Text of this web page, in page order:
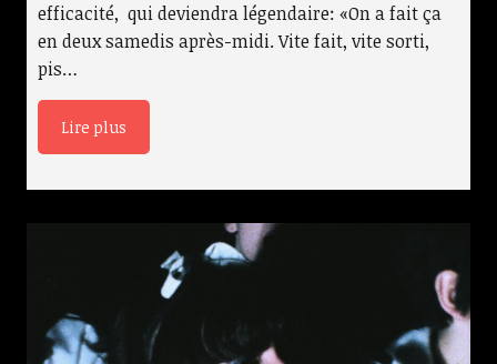
efficacité, qui deviendra légendaire: «On a fait ça
en deux samedis après-midi. Vite fait, vite sorti,
pis…
Lire plus